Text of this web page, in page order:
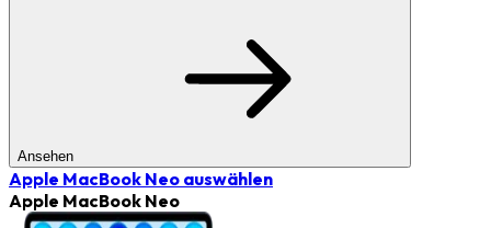
Ansehen
Apple MacBook Neo auswählen
Apple MacBook Neo